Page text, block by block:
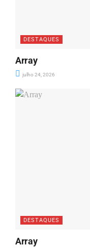
DESTAQUES
Array
julho 24, 2026
DESTAQUES
Array